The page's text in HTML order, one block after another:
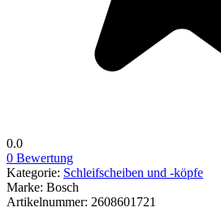
0.0
0 Bewertung
Kategorie: Schleifscheiben und -köpfe
Marke: Bosch
Artikelnummer: 2608601721